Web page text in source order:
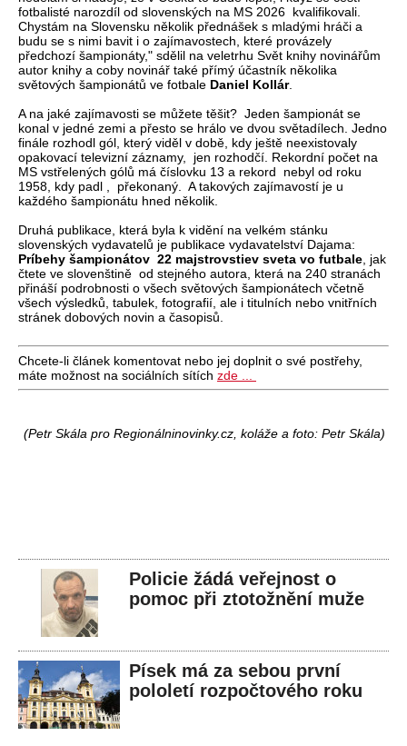
fotbalisté narozdíl od slovenských na MS 2026 kvalifikovali.
Chystám na Slovensku několik přednášek s mladými hráči a
budu se s nimi bavit i o zajímavostech, které provázely
předchozí šampionáty," sdělil na veletrhu Svět knihy novinářům
autor knihy a coby novinář také přímý účastník několika
světových šampionátů ve fotbale Daniel Kollár.
A na jaké zajímavosti se můžete těšit? Jeden šampionát se
konal v jedné zemi a přesto se hrálo ve dvou světadílech. Jedno
finále rozhodl gól, který viděl v době, kdy ještě neexistovaly
opakovací televizní záznamy, jen rozhodčí. Rekordní počet na
MS vstřelených gólů má číslovku 13 a rekord nebyl od roku
1958, kdy padl , překonaný. A takových zajímavostí je u
každého šampionátu hned několik.
Druhá publikace, která byla k vidění na velkém stánku
slovenských vydavatelů je publikace vydavatelství Dajama:
Príbehy šampionátov 22 majstrovstiev sveta vo futbale , jak
čtete ve slovenštině od stejného autora, která na 240 stranách
přináší podrobnosti o všech světových šampionátech včetně
všech výsledků, tabulek, fotografií, ale i titulních nebo vnitřních
stránek dobových novin a časopisů.
Chcete-li článek komentovat nebo jej doplnit o své postřehy,
máte možnost na sociálních sítích zde ...
(Petr Skála pro Regionálninovinky.cz, koláže a foto: Petr Skála)
Policie žádá veřejnost o
pomoc při ztotožnění muže
Písek má za sebou první
pololetí rozpočtového roku